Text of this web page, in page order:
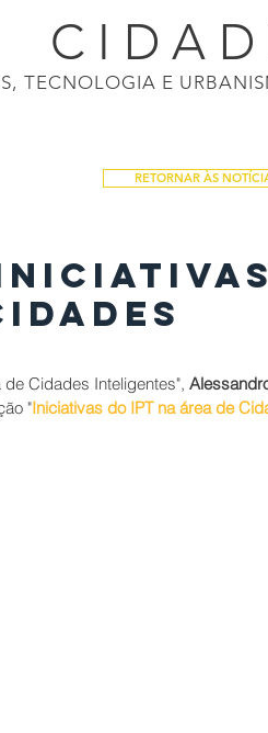
TECNOLOGIA E
RETORNAR ÀS
Cidades Inteligentes",
"Iniciativas do IPT na área de